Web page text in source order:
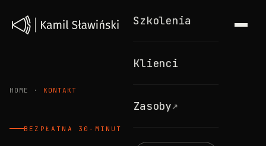
Szkolenia
Klienci
Zasoby↗
HOME · KONTAKT
BEZPŁATNA 30-MINUTOWA ROZMOWA